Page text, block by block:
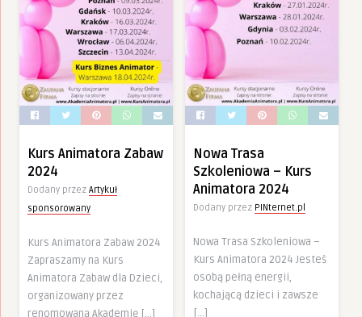
Kurs Animatora Zabaw
2024
Dodany przez Artykuł
sponsorowany
Kurs Animatora Zabaw 2024
Zapraszamy na Kurs
Animatora Zabaw dla Dzieci,
organizowany przez
renomowaną Akademię […]
Nowa Trasa
Szkoleniowa – Kurs
Animatora 2024
Dodany przez PINternet.pl
Nowa Trasa Szkoleniowa –
Kurs Animatora 2024 Jesteś
osobą pełną energii,
kochającą dzieci i zawsze
[…]